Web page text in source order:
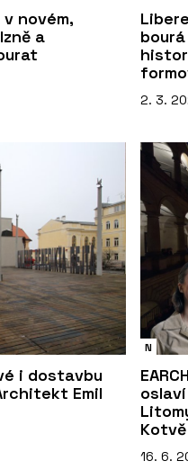
novém,
a
2. 3.
i dostavbu
Emil
N
16. 6.